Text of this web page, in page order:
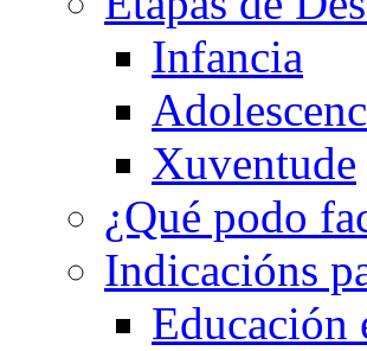
Infancia
Xuventude
¿Qué podo
Indicacións
Educación